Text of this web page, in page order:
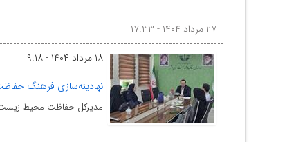
۲۷ مرداد ۱۴۰۴ - ۱۷:۳۳
۱۸ مرداد ۱۴۰۴ - ۹:۱۸
نهادینه‌سازی فرهنگ
مدیرکل حفاظت محیط